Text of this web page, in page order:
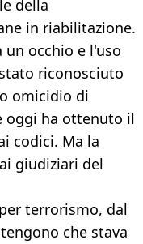
della
in riabilitazione.
un occhio e l'uso
riconosciuto
omicidio di
oggi ha ottenuto il
codici. Ma la
giudiziari del
terrorismo, dal
che stava